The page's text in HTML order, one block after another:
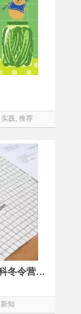
实践, 推荐
小吃货这样过寒假 | 源自美国的跨学科冬令营开放报名（已截止）
新知